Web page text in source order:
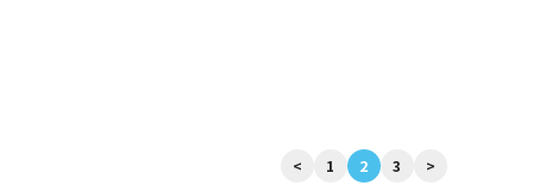
< 1 2 3 >